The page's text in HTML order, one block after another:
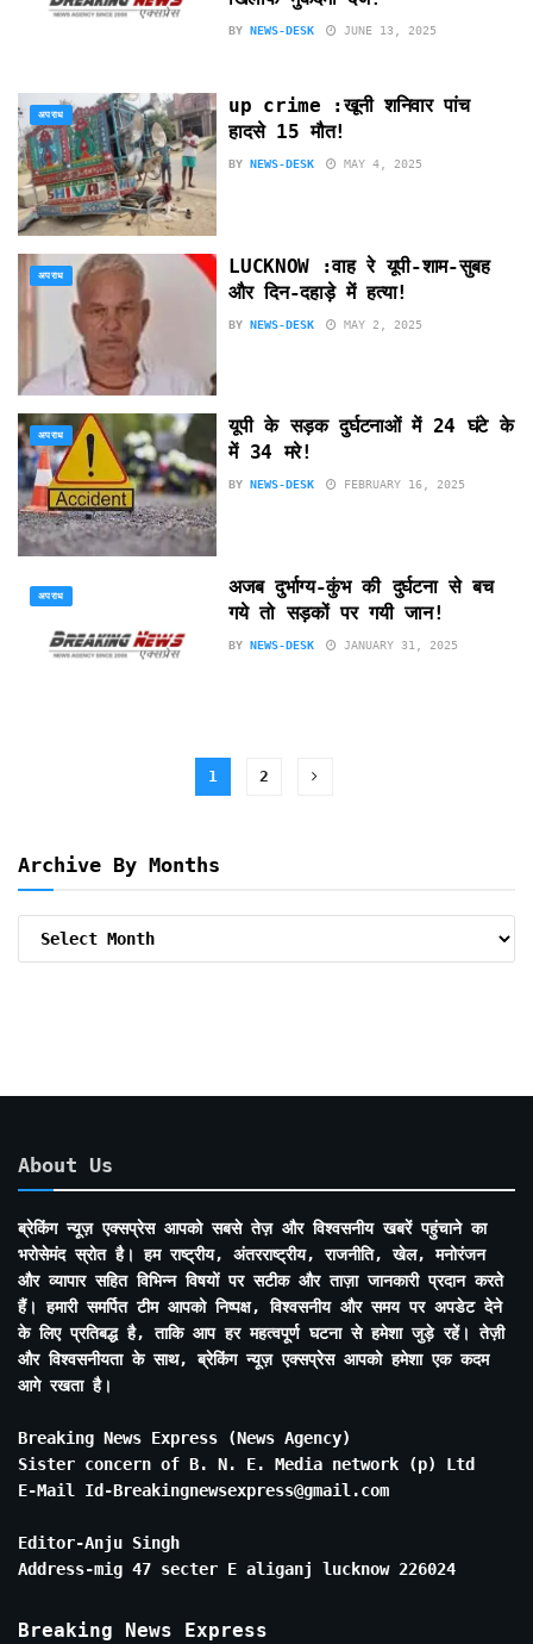
BY NEWS-DESK JUNE 13, 2025
अपराध
up crime :खूनी शनिवार पांच
हादसे 15 मौत!
BY NEWS-DESK MAY 4, 2025
अपराध
LUCKNOW :वाह रे यूपी-शाम-सुबह
और दिन-दहाड़े में हत्या!
BY NEWS-DESK MAY 2, 2025
अपराध
यूपी के सड़क दुर्घटनाओं में 24 घंटे के
में 34 मरे!
BY NEWS-DESK FEBRUARY 16, 2025
अपराध
अजब दुर्भाग्य-कुंभ की दुर्घटना से बच
गये तो सड़कों पर गयी जान!
BY NEWS-DESK JANUARY 31, 2025
1 2
Archive By Months
Archive
About Us
ब्रेकिंग न्यूज़ एक्सप्रेस आपको सबसे तेज़ और विश्वसनीय खबरें पहुंचाने का
भरोसेमंद स्रोत है। हम राष्ट्रीय, अंतरराष्ट्रीय, राजनीति, खेल, मनोरंजन
और व्यापार सहित विभिन्न विषयों पर सटीक और ताज़ा जानकारी प्रदान करते
हैं। हमारी समर्पित टीम आपको निष्पक्ष, विश्वसनीय और समय पर अपडेट देने
के लिए प्रतिबद्ध है, ताकि आप हर महत्वपूर्ण घटना से हमेशा जुड़े रहें। तेज़ी
और विश्वसनीयता के साथ, ब्रेकिंग न्यूज़ एक्सप्रेस आपको हमेशा एक कदम
आगे रखता है।
Breaking News Express (News Agency)
Sister concern of B. N. E. Media network (p) Ltd
E-Mail Id-Breakingnewsexpress@gmail.com
Editor-Anju Singh
Address-mig 47 secter E aliganj lucknow 226024
Breaking News Express